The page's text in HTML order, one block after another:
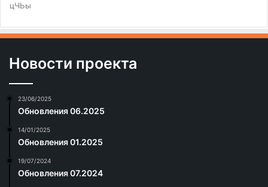
цЧЬы
Новости проекта
23/06/2025
Обновления 06.2025
14/01/2025
Обновления 01.2025
19/07/2024
Обновления 07.2024